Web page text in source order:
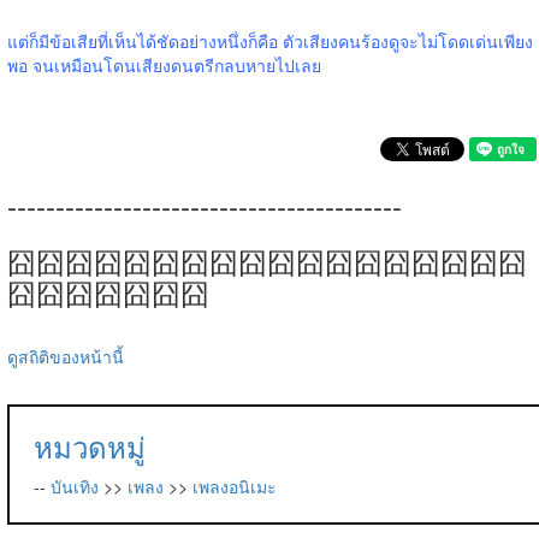
แต่ก็มีข้อเสียที่เห็นได้ชัดอย่างหนึ่งก็คือ ตัวเสียงคนร้องดูจะไม่โดดเด่นเพียง
พอ จนเหมือนโดนเสียงดนตรีกลบหายไปเลย
-----------------------------------------
囧囧囧囧囧囧囧囧囧囧囧囧囧囧囧囧囧囧
囧囧囧囧囧囧囧
ดูสถิติของหน้านี้
หมวดหมู่
-- บันเทิง >> เพลง >> เพลงอนิเมะ